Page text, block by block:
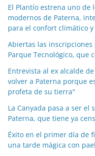
a
s
p
o
r
m
e
s
e
s
El Plantío estrena uno de
modernos de Paterna,
para el confort climático
Abiertas las inscripciones
Parque Tecnológico, que
Entrevista al ex alcalde
volver a Paterna porque
profeta de su tierra"
La Canyada pasa a ser
Paterna, que tiene ya
Éxito en el primer día de
una tarde mágica con